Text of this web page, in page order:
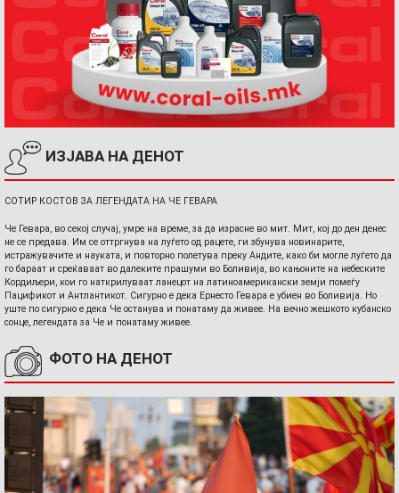
ИЗЈАВА НА ДЕНОТ
СОТИР КОСТОВ ЗА ЛЕГЕНДАТА НА ЧЕ ГЕВАРА
Че Гевара, во секој случај, умре на време, за да израсне во мит. Мит, кој до ден денес
не се предава. Им се оттргнува на луѓето од рацете, ги збунува новинарите,
истражувачите и науката, и повторно полетува преку Андите, како би могле луѓето да
го бараат и среќаваат во далеките прашуми во Боливија, во кањоните на небеските
Кордиљери, кои го наткрилуваат ланецот на латиноамерикански земји помеѓу
Пацификот и Антлантикот. Сигурно е дека Ернесто Гевара е убиен во Боливија. Но
уште по сигурно е дека Че останува и понатаму да живее. На вечно жешкото кубанско
сонце, легендата за Че и понатаму живее.
ФОТО НА ДЕНОТ